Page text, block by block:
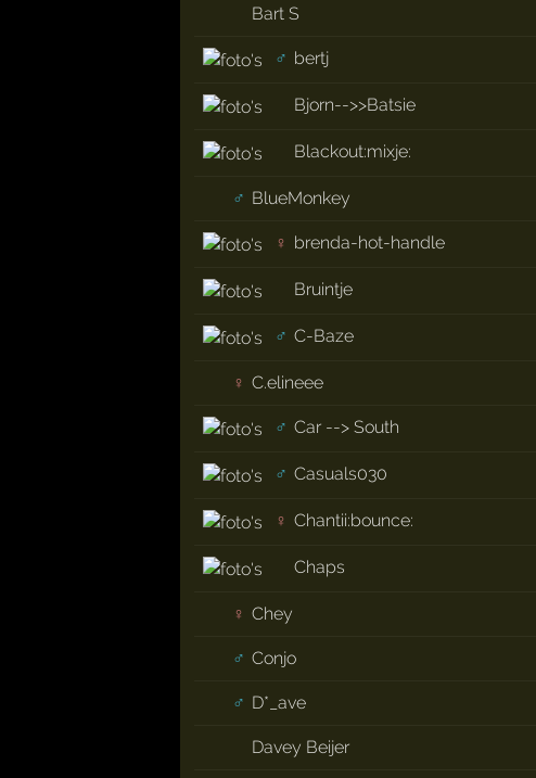
Bart S
♂ bertj
Bjorn-->>Batsie
Blackout:mixje:
♂ BlueMonkey
♀ brenda-hot-handle
Bruintje
♂ C-Baze
♀ C.elineee
♂ Car --> South
♂ Casuals030
♀ Chantii:bounce:
Chaps
♀ Chey
♂ Conjo
♂ D*_ave
Davey Beijer